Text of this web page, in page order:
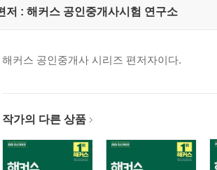
저 : 해커스 공인중개사시험 연구소
해커스 공인중개사 시리즈 편저자이다.
작가의 다른 상품